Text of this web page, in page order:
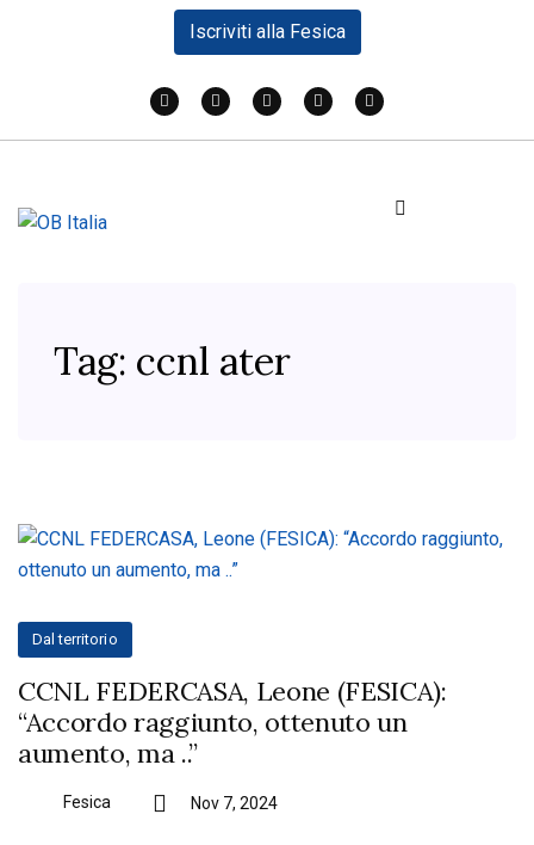
Iscriviti alla Fesica
Tag: ccnl ater
Dal territorio
CCNL FEDERCASA, Leone (FESICA):
“Accordo raggiunto, ottenuto un
aumento, ma ..”
Fesica Nov 7, 2024